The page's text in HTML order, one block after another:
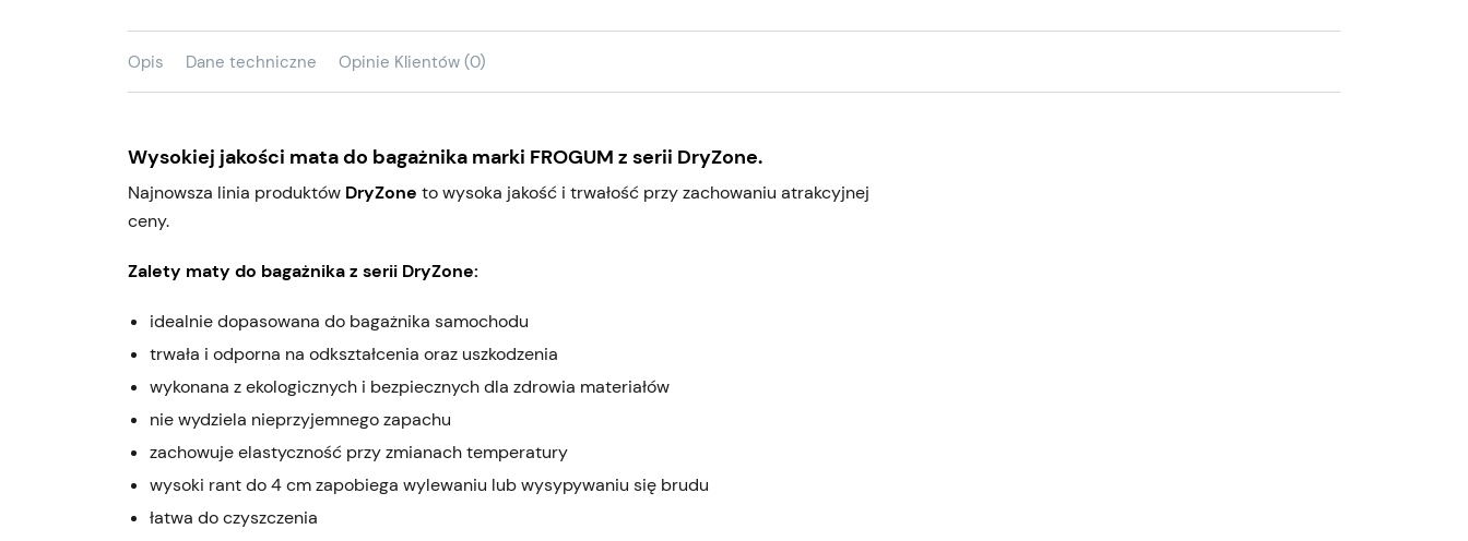
Opis Dane techniczne Opinie Klientów (0)
Wysokiej jakości mata do bagażnika marki FROGUM z serii DryZone.
Najnowsza linia produktów DryZone to wysoka jakość i trwałość przy zachowaniu atrakcyjnej
ceny.
Zalety maty do bagażnika z serii DryZone:
idealnie dopasowana do bagażnika samochodu
trwała i odporna na odkształcenia oraz uszkodzenia
wykonana z ekologicznych i bezpiecznych dla zdrowia materiałów
nie wydziela nieprzyjemnego zapachu
zachowuje elastyczność przy zmianach temperatury
wysoki rant do 4 cm zapobiega wylewaniu lub wysypywaniu się brudu
łatwa do czyszczenia